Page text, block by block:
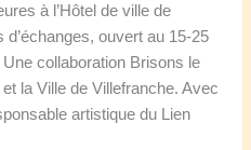
à l’Hôtel de ville de
d’échanges, ouvert au 15-25
Une collaboration Brisons le
la Ville de Villefranche.Avec
artistique du Lien